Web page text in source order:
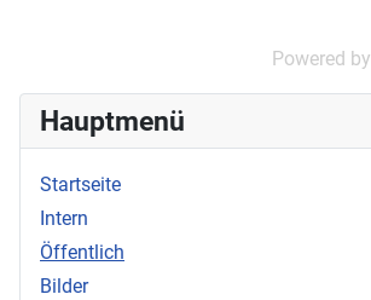
Hauptmenü
Startseite
Intern
Öffentlich
Bilder
Powered by